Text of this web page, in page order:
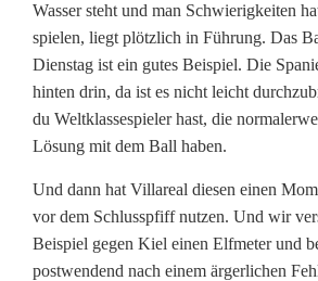
Wasser steht und man Schwierigkeiten
spielen, liegt plötzlich in Führung. Das
Dienstag ist ein gutes Beispiel. Die
hinten drin, da ist es nicht leicht
du Weltklassespieler hast, die
Lösung mit dem Ball haben.
Und dann hat Villareal diesen einen
vor dem Schlusspfiff nutzen. Und wir
Beispiel gegen Kiel einen Elfmeter und
postwendend nach einem ärgerlichen